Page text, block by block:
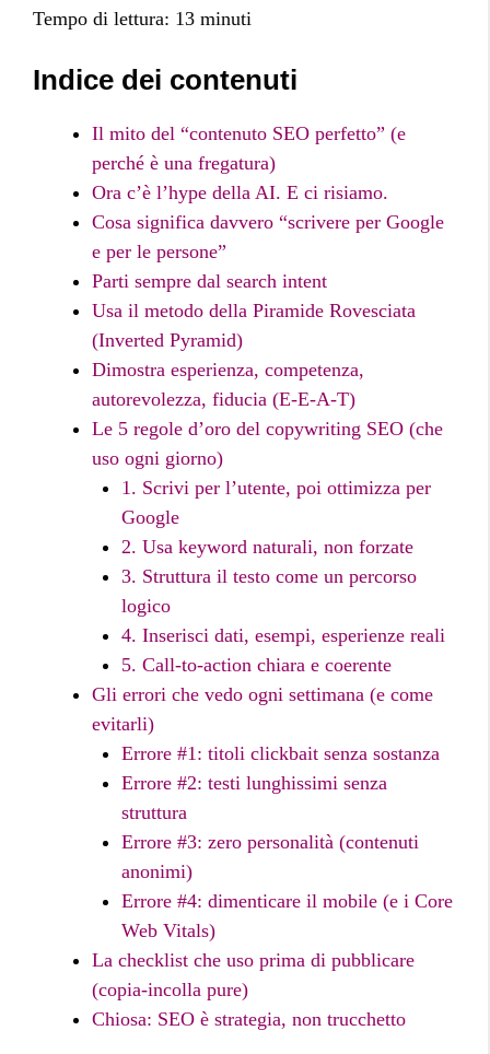
Tempo di lettura: 13 minuti
Indice dei contenuti
Il mito del “contenuto SEO perfetto” (e
perché è una fregatura)
Ora c’è l’hype della AI. E ci risiamo.
Cosa significa davvero “scrivere per Google
e per le persone”
Parti sempre dal search intent
Usa il metodo della Piramide Rovesciata
(Inverted Pyramid)
Dimostra esperienza, competenza,
autorevolezza, fiducia (E-E-A-T)
Le 5 regole d’oro del copywriting SEO (che
uso ogni giorno)
1. Scrivi per l’utente, poi ottimizza per
Google
2. Usa keyword naturali, non forzate
3. Struttura il testo come un percorso
logico
4. Inserisci dati, esempi, esperienze reali
5. Call-to-action chiara e coerente
Gli errori che vedo ogni settimana (e come
evitarli)
Errore #1: titoli clickbait senza sostanza
Errore #2: testi lunghissimi senza
struttura
Errore #3: zero personalità (contenuti
anonimi)
Errore #4: dimenticare il mobile (e i Core
Web Vitals)
La checklist che uso prima di pubblicare
(copia-incolla pure)
Chiosa: SEO è strategia, non trucchetto